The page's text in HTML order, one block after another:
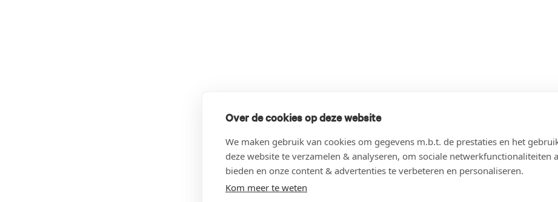
Over de cookies op deze website
We maken gebruik van cookies om gegevens m.b.t. de prestaties en het
deze website te verzamelen & analyseren, om sociale netwerkfunctionaliteiten
bieden en onze content & advertenties te verbeteren en personaliseren.
Kom meer te weten